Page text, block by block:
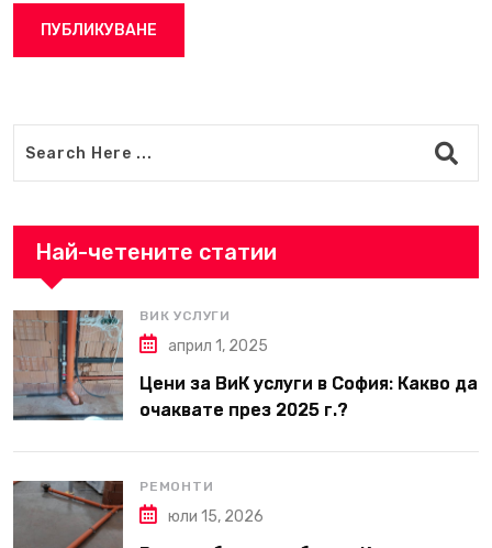
Най-четените статии
ВИК УСЛУГИ
април 1, 2025
Цени за ВиК услуги в София: Какво да
очаквате през 2025 г.?
РЕМОНТИ
юли 15, 2026